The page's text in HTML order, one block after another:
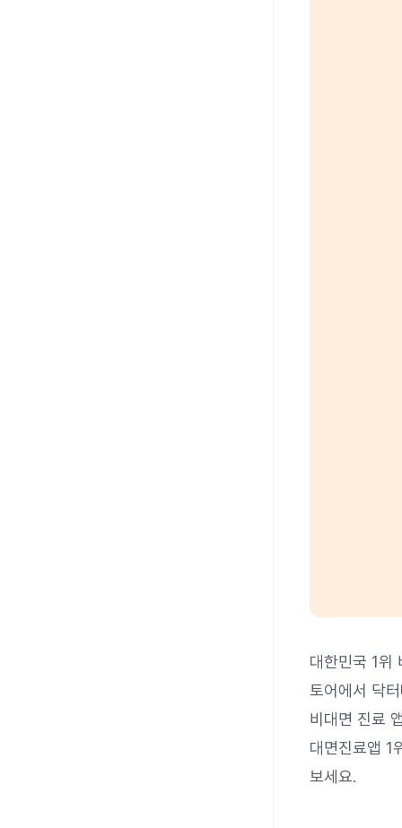
대한민국 1위
토어에서 닥
비대면 진료
대면진료앱 1
보세요.